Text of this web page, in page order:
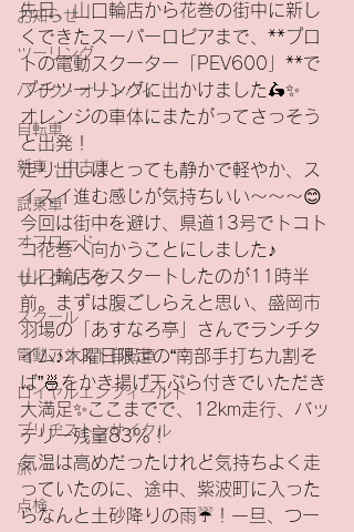
お知らせ
ツーリング
バイク・オートバイ
自転車
新車・中古車
試乗車
オフロード
サイクリング
スクール
電動アシスト自転車
ロイヤルエンフィールド
ブリヂストンサイクル
旅
点検
先日、山口輪店から花巻の街中に新し
くできたスーパーロピアまで、**プロ
トの電動スクーター「PEV600」**で
プチツーリングに出かけました🛵✨
オレンジの車体にまたがってさっそう
と出発！
走り出しはとっても静かで軽やか、ス
イスイ進む感じが気持ちいい～～～😊
今回は街中を避け、県道13号でトコト
コ花巻へ向かうことにしました♪
山口輪店をスタートしたのが11時半
前。まずは腹ごしらえと思い、盛岡市
羽場の「あすなろ亭」さんでランチタ
イム♪木曜日限定の“南部手打ち九割そ
ば”🍜をかき揚げ天ぷら付きでいただき
大満足✨ここまでで、12km走行、バッ
テリー残量83％！
気温は高めだったけれど気持ちよく走
っていたのに、途中、紫波町に入った
らなんと土砂降りの雨☔️！一旦、つー